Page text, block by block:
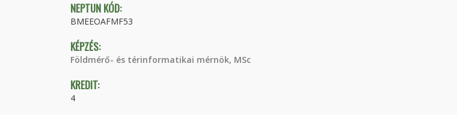
NEPTUN KÓD:
BMEEOAFMF53
KÉPZÉS:
Földmérő- és térinformatikai mérnök, MSc
KREDIT:
4